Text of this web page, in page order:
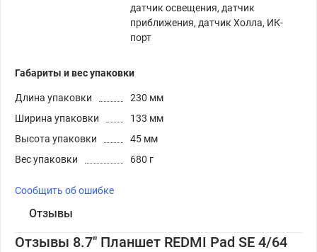
датчик освещения, датчик
приближения, датчик Холла, ИК-
порт
Габариты и вес упаковки
Длина упаковки
230 мм
Ширина упаковки
133 мм
Высота упаковки
45 мм
Вес упаковки
680 г
Сообщить об ошибке
Отзывы
Отзывы 8.7" Планшет REDMI Pad SE 4/64